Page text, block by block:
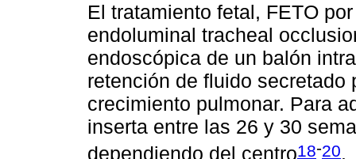
El tratamiento fetal, FETO
endoluminal tracheal
endoscópica de un balón
retención de fluido secretado
crecimiento pulmonar. Para
inserta entre las 26 y 30
dependiendo del centro18-20.